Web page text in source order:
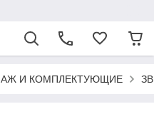
И КОМПЛЕКТУЮЩИЕ